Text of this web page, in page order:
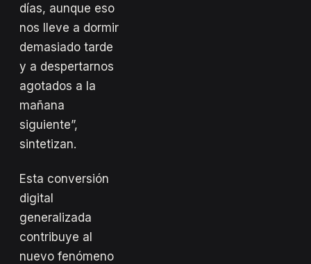
días, aunque eso
nos lleve a dormir
demasiado tarde
y a despertarnos
agotados a la
mañana
siguiente”,
sintetizan.
Esta conversión
digital
generalizada
contribuye al
nuevo fenómeno